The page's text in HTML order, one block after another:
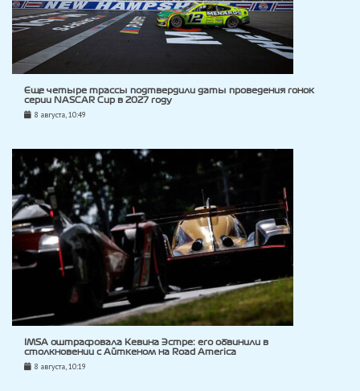
Еще четыре трассы подтвердили даты проведения гонок
серии NASCAR Cup в 2027 году
8 августа, 10:49
IMSA оштрафовала Кевина Эстре: его обвинили в
столкновении с Айткеном на Road America
8 августа, 10:19